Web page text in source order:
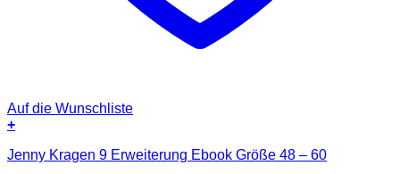
Auf die Wunschliste
+
Jenny Kragen 9 Erweiterung Ebook Größe 48 – 60